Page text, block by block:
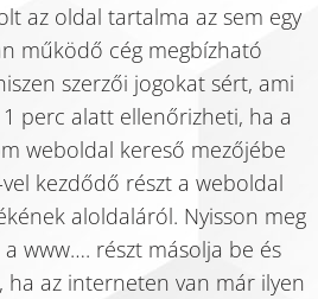
az oldal tartalma az sem egy
működő cég megbízható
szerzői jogokat sért, ami
perc alatt ellenőrizheti, ha a
weboldal kereső mezőjébe
kezdődő részt a weboldal
aloldaláról. Nyisson meg
www…. részt másolja be és
ha az interneten van már ilyen